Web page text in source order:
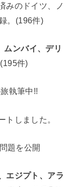
みのドイツ、ノ
。(196件)
ムンバイ、デリ
(195件)
執筆中!!
トしました。
題を公開
エジプト、アラ